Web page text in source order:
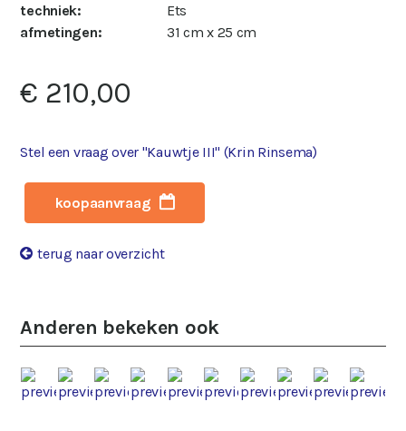
techniek:
Ets
afmetingen:
31 cm x 25 cm
€ 210,00
Stel een vraag over "Kauwtje III" (Krin Rinsema)
koopaanvraag
terug naar overzicht
Anderen bekeken ook